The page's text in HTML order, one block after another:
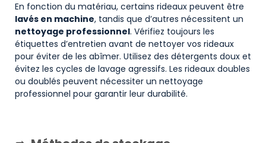
En fonction du matériau, certains rideaux peuvent être
lavés en machine, tandis que d’autres nécessitent un
nettoyage professionnel. Vérifiez toujours les
étiquettes d’entretien avant de nettoyer vos rideaux
pour éviter de les abîmer. Utilisez des détergents doux et
évitez les cycles de lavage agressifs. Les rideaux doubles
ou doublés peuvent nécessiter un nettoyage
professionnel pour garantir leur durabilité.